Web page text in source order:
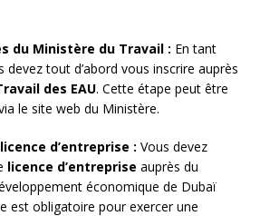
du Ministère du Travail : En tant
devez tout d’abord vous inscrire auprès
des EAU. Cette étape peut être
le site web du Ministère.
d’entreprise : Vous devez
licence d’entreprise auprès du
économique de Dubaï
est obligatoire pour exercer une